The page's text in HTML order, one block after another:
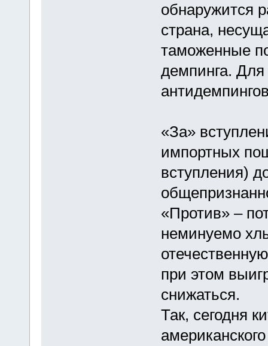
обнаружится
страна,
таможенные
демпинга. Для
«За»
импортных
вступления)
«Против» –
неминуемо
при этом
снижаться.
Так, сегодня